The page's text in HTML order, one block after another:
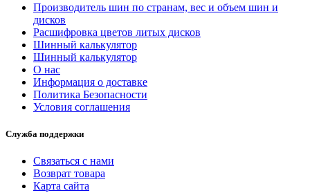
Производитель шин по странам, вес и объем шин и
дисков
Расшифровка цветов литых дисков
Шинный калькулятор
Шинный калькулятор
О нас
Информация о доставке
Политика Безопасности
Условия соглашения
Служба поддержки
Связаться с нами
Возврат товара
Карта сайта